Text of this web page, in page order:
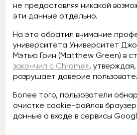
не предоставляя никакой
эти данные отдельно.
На это обратил внимание
университета Университет
Мэтью Грин (Matthew Green) в
закончил с Chrome»,
разрушает доверие
Более того, пользователи
очистке cookie-файлов
данные о входе в сервисы